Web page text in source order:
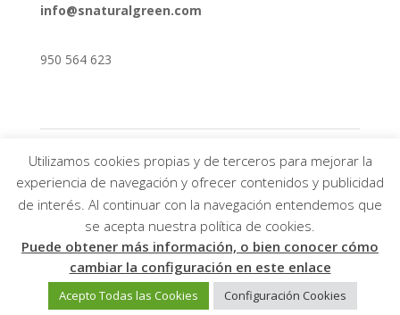
info@snaturalgreen.com
950 564 623
Página Diseñada porAl-feraz Consultores
Informaticos, S.L.
Utilizamos cookies propias y de terceros para mejorar la
experiencia de navegación y ofrecer contenidos y publicidad
de interés. Al continuar con la navegación entendemos que
se acepta nuestra política de cookies.
Puede obtener más información, o bien conocer cómo
cambiar la configuración en este enlace
Acepto Todas las Cookies Configuración Cookies